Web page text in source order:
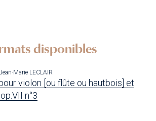
disponibles
Marie LECLAIR
violon [ou flûte ou hautbois] et
n°3